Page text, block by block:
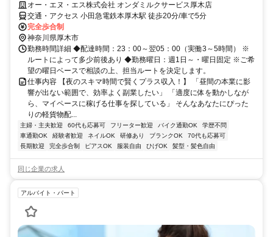
オー・エヌ・エス株式会社 オンダミルクサービス厚木店
交通・アクセス 小田急電鉄本厚木駅 徒歩20分/車で5分
完全歩合制
神奈川県厚木市
勤務時間詳細 ◆配達時間：23：00～翌05：00（実働3～5時間） ※
ルートによって多少前後あり ◆勤務曜日：週1日～・曜日固定 ※ご希
望の曜日ベースで相談の上、担当ルートを決定します。
仕事内容 【夜のスキマ時間で賢くプラス収入！】 「昼間の本業に影
響が出ない範囲で、効率よく副業したい」 「適度に体を動かしなが
ら、マイペースに稼げる仕事を探している」 そんなあなたにぴった
りの軽貨物配...
主婦・主夫歓迎 60代も応募可 フリーター歓迎 バイク通勤OK
学歴不問
車通勤OK
経験者歓迎 ネイルOK 研修あり ブランクOK
70代も応募可
長期歓迎
完全歩合制 ピアスOK 服装自由 ひげOK 髪型・髪色自由
同じ企業の求人
アルバイト・パート